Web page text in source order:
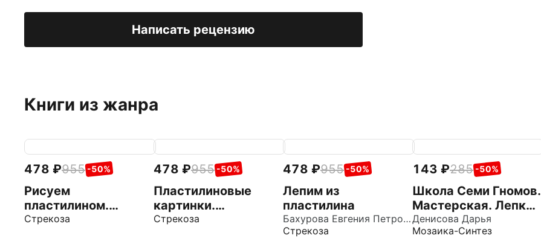
Написать рецензию
Книги из жанра
478 955 -50%
Рисуем
пластилином.
Многоразовые
Стрекоза
478 955 -50%
Пластилиновые
картинки.
Многоразовые
Стрекоза
478 955 -50%
Лепим из
пластилина
Бахурова Евгения Петровна
Стрекоза
143 285 -50%
Школа Семи Гномов.
Мастерская. Лепка
6+
Денисова Дарья
Мозаика-Синтез